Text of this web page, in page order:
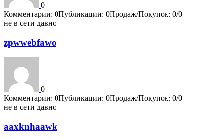
0
Комментарии: 0Публикации: 0Продаж/Покупок: 0/0
не в сети давно
zpwwebfawo
0
Комментарии: 0Публикации: 0Продаж/Покупок: 0/0
не в сети давно
aaxknhaawk